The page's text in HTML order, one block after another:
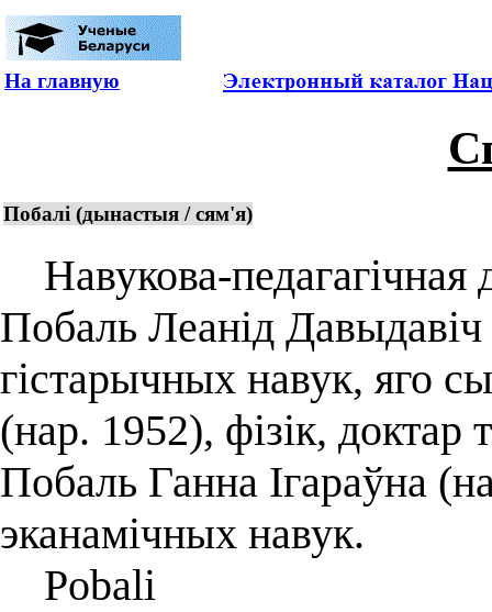
На главную
Побалі (дынастыя / сям'я)
Навукова-педагагічная
Побаль Леанід
гістарычных навук, яго
(нар. 1952), фізік, доктар
Побаль Ганна Ігараўна
эканамічных навук.
Pobali